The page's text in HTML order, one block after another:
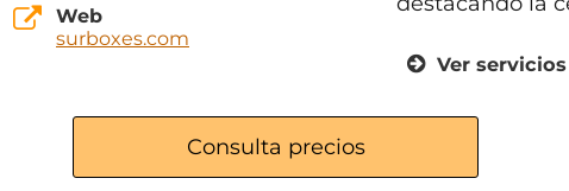
Web
surboxes.com
Ver servicios
Circuito
Consulta precios